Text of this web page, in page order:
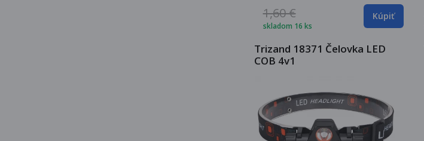
1,60 €
skladom 16 ks
Kúpiť
Trizand 18371 Čelovka LED
COB 4v1